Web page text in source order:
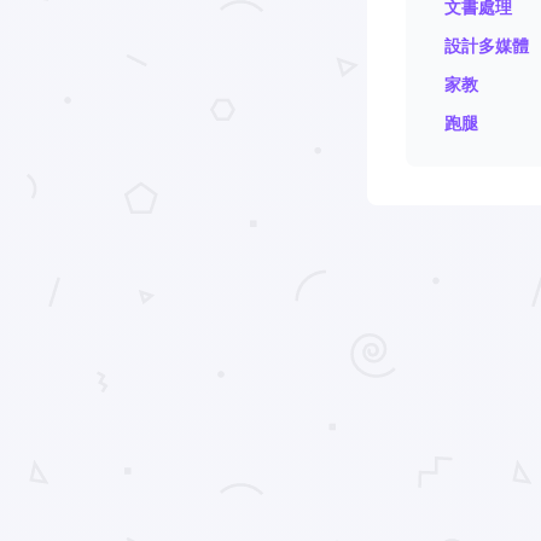
文書處理
設計多媒體
家教
跑腿